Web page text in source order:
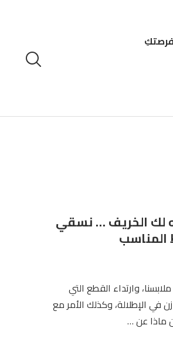
فرصتكِ
لك الخريف … نسقي
المناسب
وارتداء القطع التي
في الإطلالة، وكذلك الأمر مع
ماذا عن …